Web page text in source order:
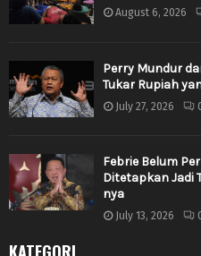
August 6, 2026
Perry Mundur
Tukar Rupiah
July 27, 2026
Febrie Belum
Ditetapkan Jadi
nya
July 13, 2026